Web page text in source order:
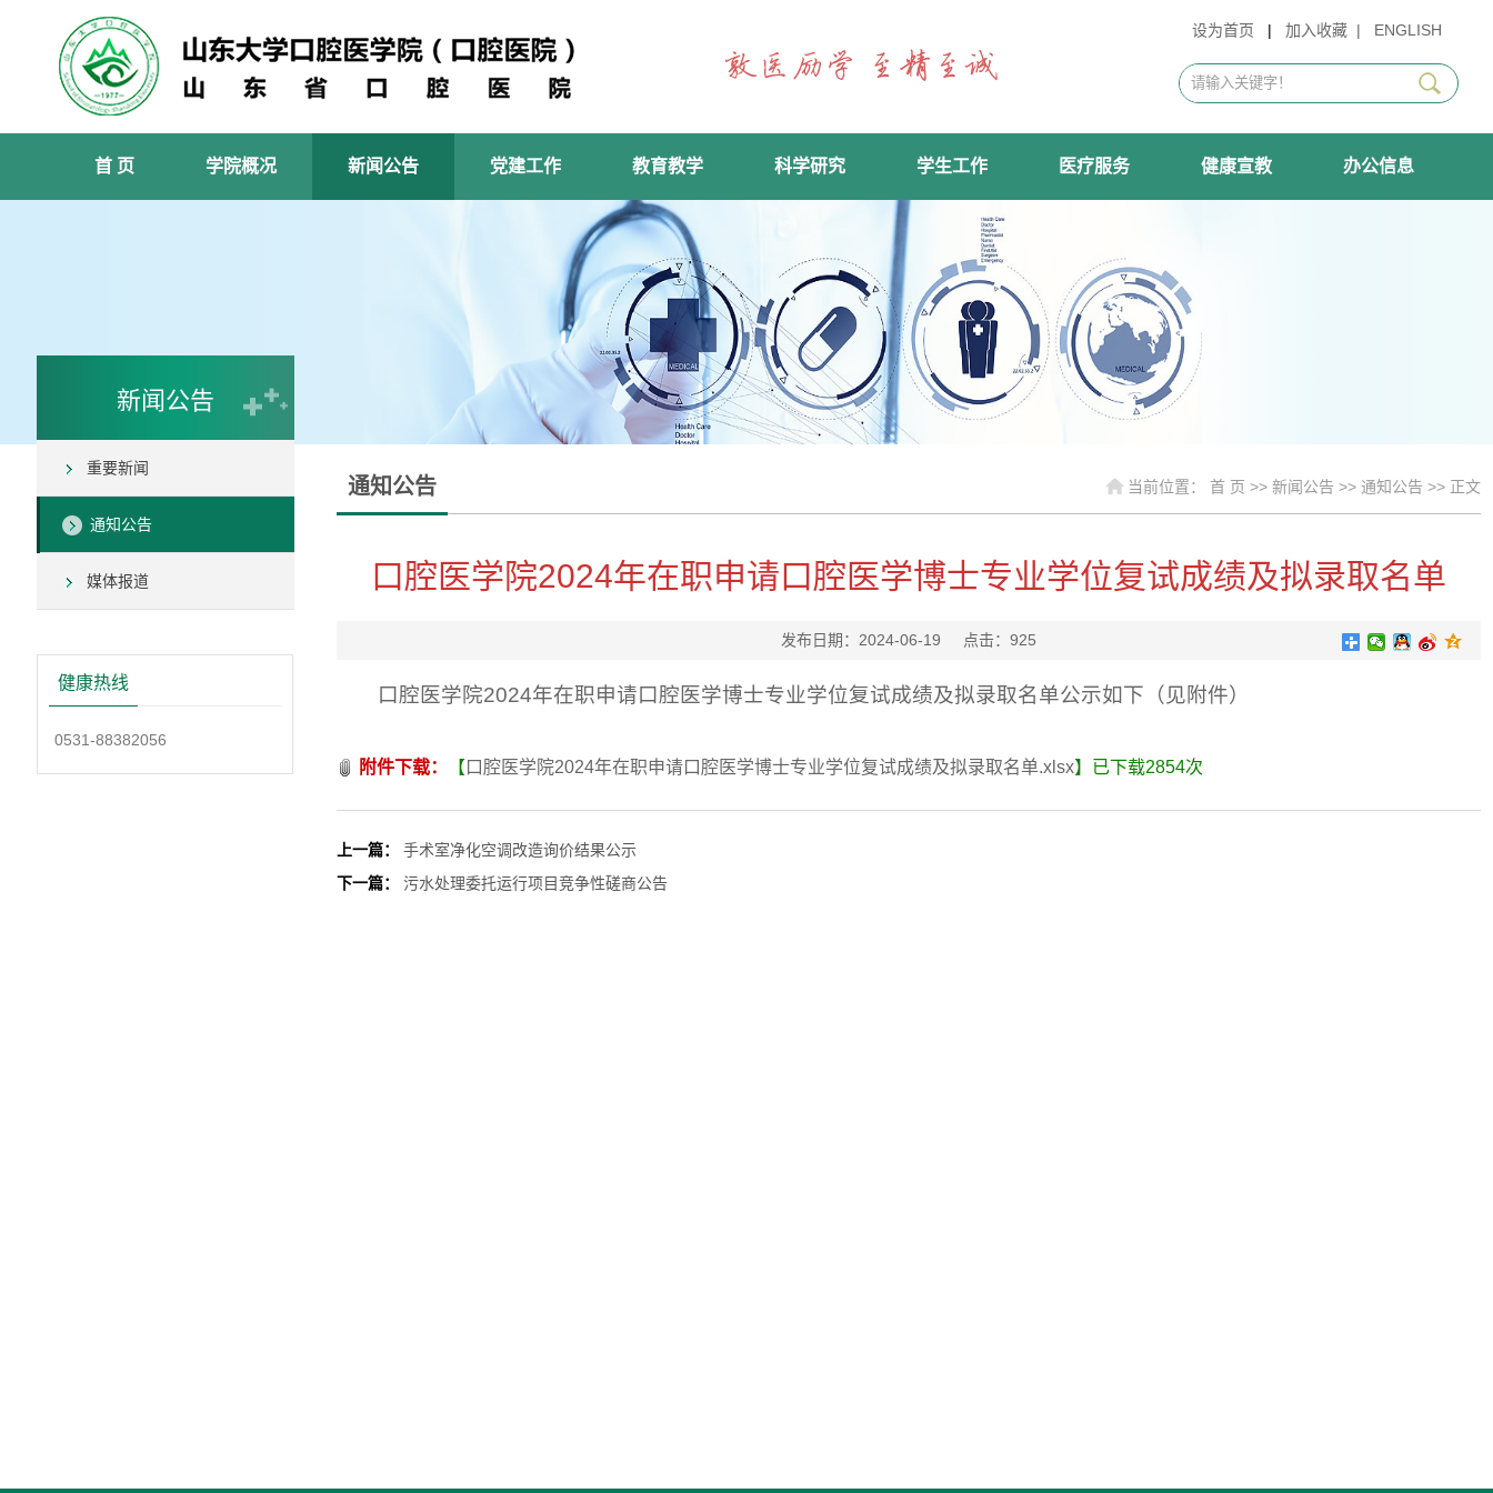
设为首页 | 加入收藏 | ENGLISH
首 页 学院概况 新闻公告 党建工作 教育教学 科学研究 学生工作 医疗服务 健康宣教 办公信息
新闻公告
重要新闻
通知公告
媒体报道
健康热线
0531-88382056
通知公告 当前位置： 首 页 >> 新闻公告 >> 通知公告 >> 正文
口腔医学院2024年在职申请口腔医学博士专业学位复试成绩及拟录取名单
发布日期：2024-06-19 点击： 925
口腔医学院2024年在职申请口腔医学博士专业学位复试成绩及拟录取名单公示如下（见附件）
附件下载： 【 口腔医学院2024年在职申请口腔医学博士专业学位复试成绩及拟录取名单.xlsx】已下载2854次
上一篇：
手术室净化空调改造询价结果公示
下一篇：
污水处理委托运行项目竞争性磋商公告